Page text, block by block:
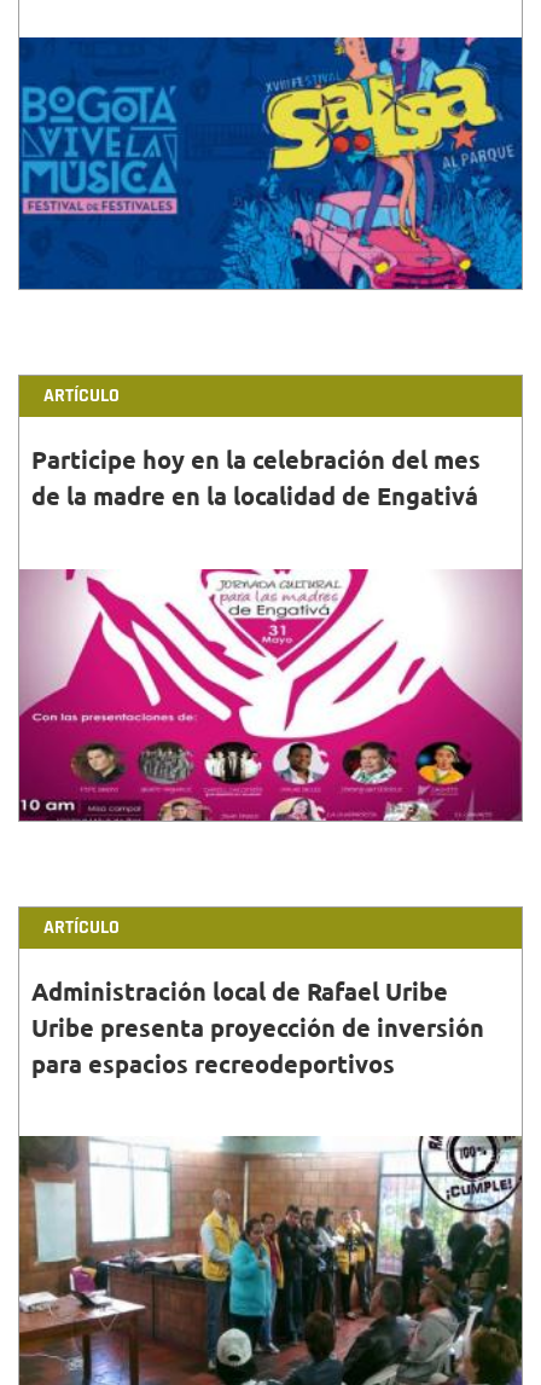
31•MAYO•2015
Por motivo de la celebración del evento 'Salsa al
Parque' este domingo 31 de mayo de 2015, la
Secretaría Distrital de Movilidad (SDM) autorizó el
cierre...
ARTÍCULO
Participe hoy en la celebración del mes
de la madre en la localidad de Engativá
31•MAYO•2015
En la Plaza Fundacional de Engativá Pueblo (calle 64
con carrera 122), hoy 31 de mayo de 2015, la Alcaldía
Local de Engativá estará celebrando, de maner...
ARTÍCULO
Administración local de Rafael Uribe
Uribe presenta proyección de inversión
para espacios recreodeportivos
31•MAYO•2015
Diana Mabel Montoya, Alcaldesa Local de Rafael
Uribe Uribe informa que continúa desarrollando la
presentación del proyecto de inversión para
espacios re...